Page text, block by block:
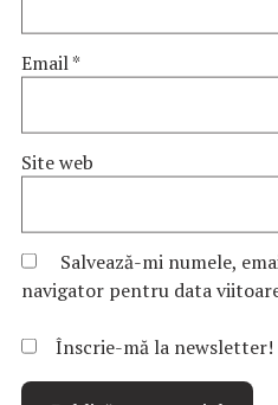
Email*
Site web
Salvează-mi numele,
navigator pentru data
Înscrie-mă la newsletter!